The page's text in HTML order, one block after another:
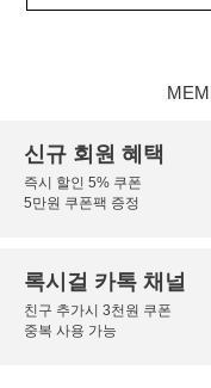
신규 회원 혜택
즉시 할인 5% 쿠폰
5만원 쿠폰팩 증정
록시걸 카톡 채널
친구 추가시 3천원 쿠폰
중복 사용 가능